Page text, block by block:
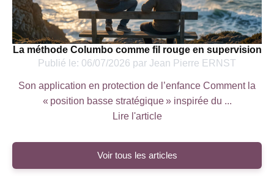
La méthode Columbo comme fil rouge en supervision
Publié le: 06/07/2026 par Jean Pierre ERNST
Son application en protection de l’enfance Comment la
« position basse stratégique » inspirée du ...
Lire l'article
Voir tous les articles